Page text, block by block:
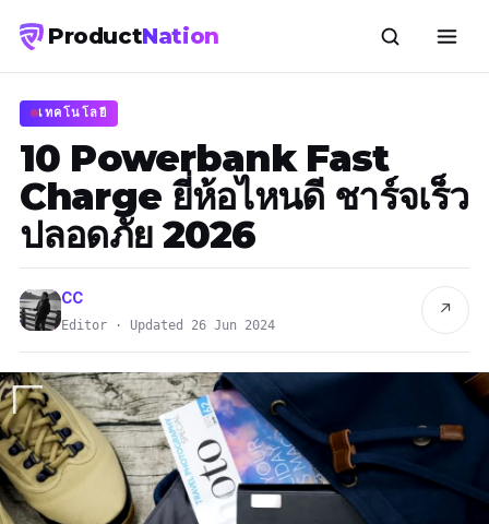
ProductNation
เทคโนโลยี
10 Powerbank Fast
Charge ยี่ห้อไหนดี ชาร์จเร็ว
ปลอดภัย 2026
CC
Editor · Updated 26 Jun 2024
↗